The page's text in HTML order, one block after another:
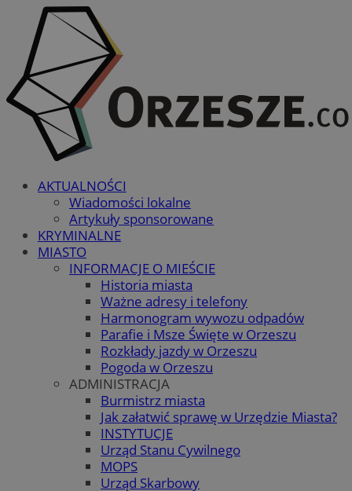
AKTUALNOŚCI
Wiadomości lokalne
Artykuły sponsorowane
KRYMINALNE
MIASTO
INFORMACJE O MIEŚCIE
Historia miasta
Ważne adresy i telefony
Harmonogram wywozu odpadów
Parafie i Msze Święte w Orzeszu
Rozkłady jazdy w Orzeszu
Pogoda w Orzeszu
ADMINISTRACJA
Burmistrz miasta
Jak załatwić sprawę w Urzędzie Miasta?
INSTYTUCJE
Urząd Stanu Cywilnego
MOPS
Urząd Skarbowy